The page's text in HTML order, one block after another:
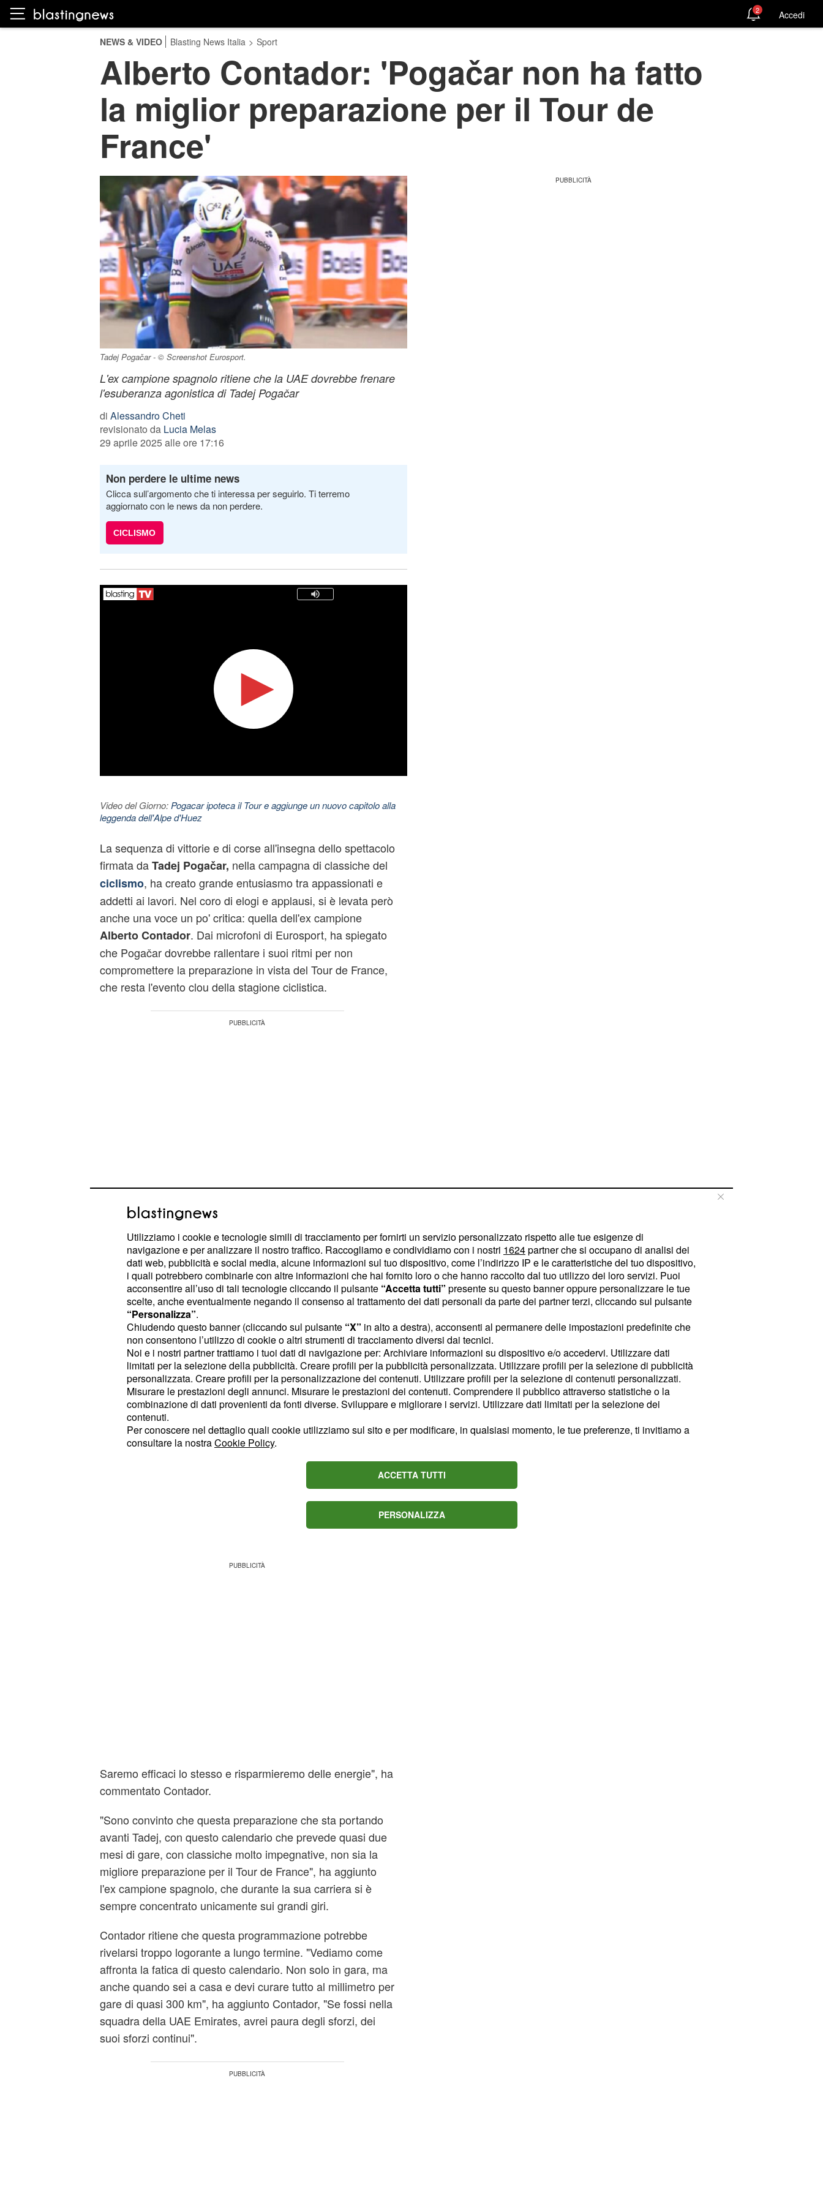
2 Accedi
NEWS & VIDEO Blasting News Italia > Sport
Alberto Contador: 'Pogačar non ha fatto
la miglior preparazione per il Tour de
France'
Tadej Pogačar - © Screenshot Eurosport.
L'ex campione spagnolo ritiene che la UAE dovrebbe frenare
l'esuberanza agonistica di Tadej Pogačar
di Alessandro Cheti
revisionato da Lucia Melas
29 aprile 2025 alle ore 17:16
Non perdere le ultime news
Clicca sull’argomento che ti interessa per seguirlo. Ti terremo
aggiornato con le news da non perdere.
CICLISMO
Video del Giorno: Pogacar ipoteca il Tour e aggiunge un nuovo capitolo alla
leggenda dell'Alpe d'Huez
La sequenza di vittorie e di corse all'insegna dello spettacolo
firmata daTadej Pogačar, nella campagna di classiche del
ciclismo, ha creato grande entusiasmo tra appassionati e
addetti ai lavori. Nel coro di elogi e applausi, si è levata però
anche una voce un po' critica: quella dell'ex campione
Alberto Contador. Dai microfoni di Eurosport, ha spiegato
che Pogačar dovrebbe rallentare i suoi ritmi per non
compromettere la preparazione in vista del Tour de France,
che resta l'evento clou della stagione ciclistica.
Contador: 'Se fossi nella sua
squadra avrei paura'
In questa prima parte della stagione 2025,Tadej Pogačar
ha incentrato il suo programma sulle classiche,
impegnandosi a tuttotondo, dalla Sanremo alle Ardenne
passando per le corse sul pavé. Dopo l'esordio all'UAE Tour,
il campione del mondo diciclismoha corso una sequenza
di sette classiche, centrando quattro vittorie, due secondi
posti e un terzo. L'impegno è stato piuttosto limitato come
numero di giorni di gara, ma molto importante per l'intensità
degli sforzi sostenuti.
SecondoContador, questo programma non è l'ideale in
vista del Tour de France, soprattutto per il modo di correre
lui, stiano iniziando a dirgli: 'Ehi Tadej, non devi partire a 70-
Saremo efficaci lo stesso e risparmieremo delle energie", ha
commentato Contador.
"Sono convinto che questa preparazione che sta portando
avanti Tadej, con questo calendario che prevede quasi due
mesi di gare, con classiche molto impegnative, non sia la
migliore preparazione per il Tour de France", ha aggiunto
l'ex campione spagnolo, che durante la sua carriera si è
sempre concentrato unicamente sui grandi giri.
Contador ritiene che questa programmazione potrebbe
rivelarsi troppo logorante a lungo termine. "Vediamo come
affronta la fatica di questo calendario. Non solo in gara, ma
anche quando sei a casa e devi curare tutto al millimetro per
gare di quasi 300 km", ha aggiunto Contador, "Se fossi nella
squadra della UAE Emirates, avrei paura degli sforzi, dei
suoi sforzi continui".
Utilizziamo i cookie e tecnologie simili di tracciamento per fornirti un servizio personalizzato rispetto alle tue esigenze di
navigazione e per analizzare il nostro traffico. Raccogliamo e condividiamo con i nostri 1624partner che si occupano di analisi dei
dati web, pubblicità e social media, alcune informazioni sul tuo dispositivo, come l’indirizzo IP e le caratteristiche del tuo dispositivo,
i quali potrebbero combinarle con altre informazioni che hai fornito loro o che hanno raccolto dal tuo utilizzo dei loro servizi. Puoi
acconsentire all’uso di tali tecnologie cliccando il pulsante “Accetta tutti” presente su questo banner oppure personalizzare le tue
scelte, anche eventualmente negando il consenso al trattamento dei dati personali da parte dei partner terzi, cliccando sul pulsante
“Personalizza”.
Chiudendo questo banner (cliccando sul pulsante “X” in alto a destra), acconsenti al permanere delle impostazioni predefinite che
non consentono l’utilizzo di cookie o altri strumenti di tracciamento diversi dai tecnici.
Noi e i nostri partner trattiamo i tuoi dati di navigazione per: Archiviare informazioni su dispositivo e/o accedervi. Utilizzare dati
limitati per la selezione della pubblicità. Creare profili per la pubblicità personalizzata. Utilizzare profili per la selezione di pubblicità
personalizzata. Creare profili per la personalizzazione dei contenuti. Utilizzare profili per la selezione di contenuti personalizzati.
Misurare le prestazioni degli annunci. Misurare le prestazioni dei contenuti. Comprendere il pubblico attraverso statistiche o la
combinazione di dati provenienti da fonti diverse. Sviluppare e migliorare i servizi. Utilizzare dati limitati per la selezione dei
contenuti.
Per conoscere nel dettaglio quali cookie utilizziamo sul sito e per modificare, in qualsiasi momento, le tue preferenze, ti invitiamo a
consultare la nostraCookie Policy.
ACCETTA TUTTI
PERSONALIZZA